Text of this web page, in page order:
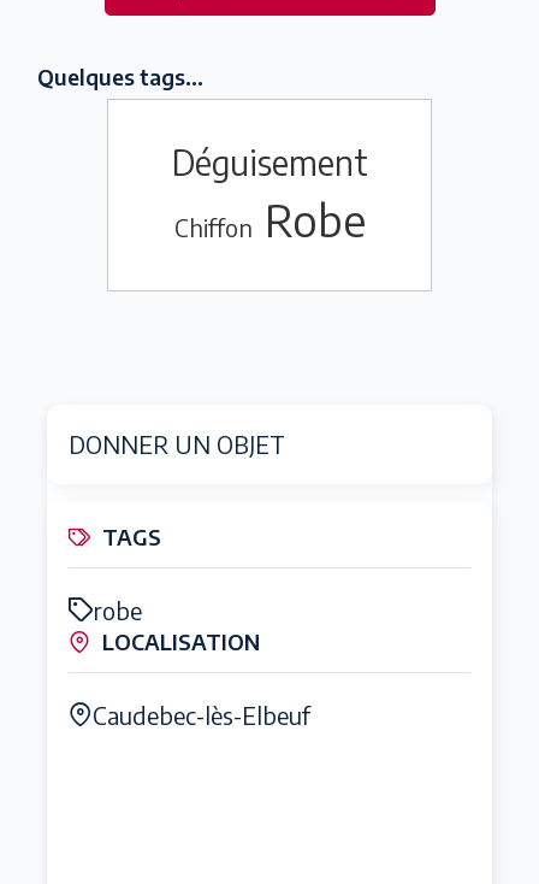
Quelques tags...
Déguisement
Chiffon Robe
DONNER UN OBJET
TAGS
robe
LOCALISATION
Caudebec-lès-Elbeuf